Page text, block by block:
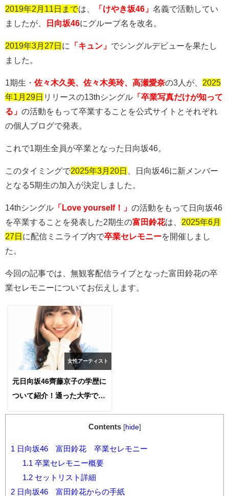
2019年2月11日までは、 「けやき坂46」 名義で活動してい
ましたが、
日向坂46にグループ名を改名。
2019年3月27日 に 「キュン」 でシングルデビューを果たし
ました。
1期生・ 佐々木久美、佐々木美玲、高瀬愛奈の3 人が、 2025
年1月29日 リリースの13thシングル 「卒業写真だけが知って
る」 の活動をもって卒業することを公式サイトとそれぞれ
の個人ブログで発表。
これで1期生全員が卒業となった日向坂46
このタイミングで2025年3月20日 、日向坂46に新メンバー
となる5期生の加入が決定しました。
14thシングル 「Love yourself！」 の活動をもって日向坂46
を卒業することを発表した2期生の富田鈴花は、 2025年6月
27日 に配信ミニライブ内で卒業セレモニーを開催しまし
た。
今回の記事では、無観客配信ライブとなった富田鈴花の卒
業セレモニーについてお伝えします。
女性アーティスト
元日向坂46齊藤京子の学歴に
ついて紹介！通った大学では
Contents [hide]
1
日向坂46 富田鈴花 卒業セレモニー
1.1 卒業セレモニー概要
1.2セットリスト詳細
2 日向坂46 富田鈴花からの手紙